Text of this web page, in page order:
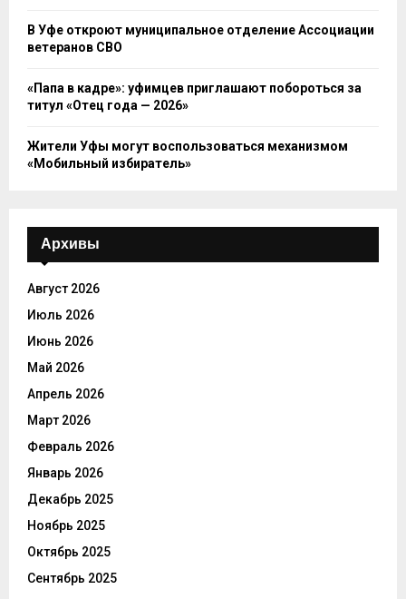
В Уфе откроют муниципальное отделение Ассоциации
ветеранов СВО
«Папа в кадре»: уфимцев приглашают побороться за
титул «Отец года — 2026»
Жители Уфы могут воспользоваться механизмом
«Мобильный избиратель»
Архивы
Август 2026
Июль 2026
Июнь 2026
Май 2026
Апрель 2026
Март 2026
Февраль 2026
Январь 2026
Декабрь 2025
Ноябрь 2025
Октябрь 2025
Сентябрь 2025